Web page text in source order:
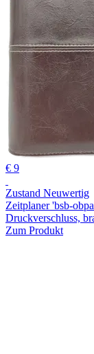
€ 9
Zustand Neuwertig
Zeitplaner 'bsb-
Druckverschluss,
Zum Produkt